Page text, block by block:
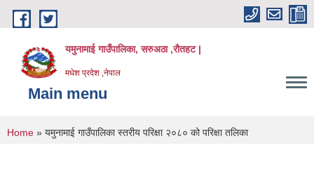
Skip to main content
यमुनामाई गाउँपालिका, सरुअठा ,रौतहट |
मधेश प्रदेश ,नेपाल
Main menu
You are here
Home » यमुनामाई गाउँपालिका स्तरीय परिक्षा २०८० को परिक्षा तलिका